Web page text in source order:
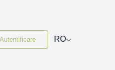
Autentificare RO⌵